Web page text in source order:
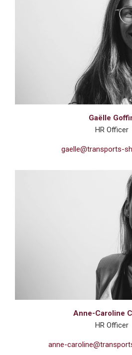
Gaëlle
HR Officer
gaelle@transports-
Anne-Caroline
HR Officer
anne-